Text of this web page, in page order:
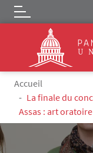
Aller au contenu
Logo
Fil d'Ariane
Accueil
La finale du
Assas : art